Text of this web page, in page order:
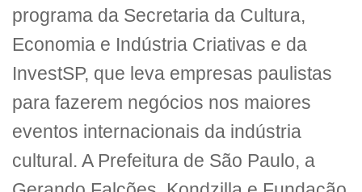
programa da Secretaria da Cultura,
Economia e Indústria Criativas e da
InvestSP, que leva empresas paulistas
para fazerem negócios nos maiores
eventos internacionais da indústria
cultural. A Prefeitura de São Paulo, a